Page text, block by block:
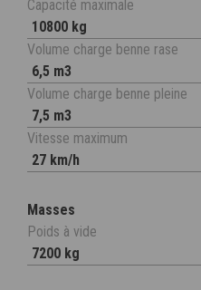
Capacité maximale
10800 kg
Volume charge benne rase
6,5 m3
Volume charge benne pleine
7,5 m3
Vitesse maximum
27 km/h
Masses
Poids à vide
7200 kg